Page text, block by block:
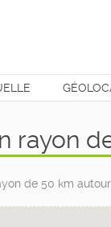
rayon
de 50 km autour